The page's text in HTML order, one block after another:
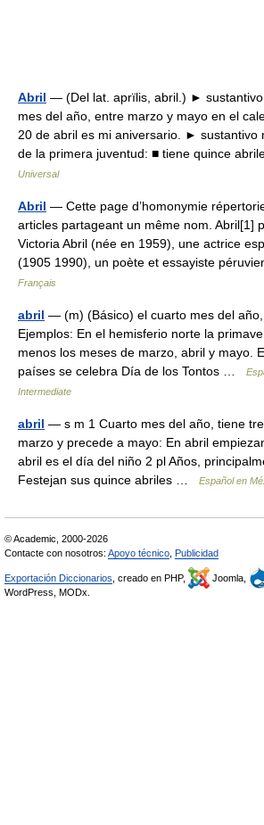
Abril — (Del lat. aprïlis, abril.) ► sustantivo
mes del año, entre marzo y mayo en el
20 de abril es mi aniversario. ► sustantivo
de la primera juventud: ■ tiene quince
Universal
Abril — Cette page d’homonymie
articles partageant un même nom. Abril[1]
Victoria Abril (née en 1959), une actrice
(1905 1990), un poète et essayiste
Français
abril — (m) (Básico) el cuarto mes del
Ejemplos: En el hemisferio norte la
menos los meses de marzo, abril y mayo.
países se celebra Día de los Tontos …
Intermediate
abril — s m 1 Cuarto mes del año, tiene
marzo y precede a mayo: En abril
abril es el día del niño 2 pl Años,
Festejan sus quince abriles …
Español en
© Academic, 2000-2026
Contacte con nosotros: Apoyo técnico Publicidad
Exportación Diccionarios , creado en PHP, Joomla,
WordPress, MODx.